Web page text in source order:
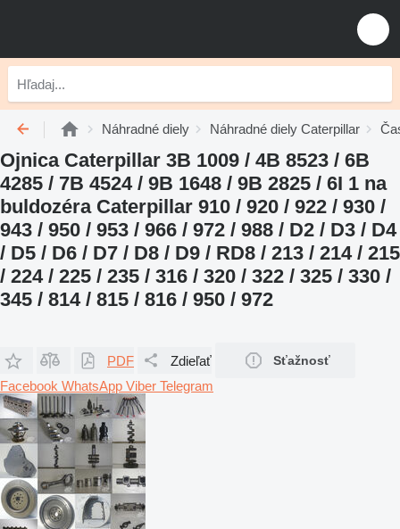
Náhradné diely Náhradné diely Caterpillar
Ojnica Caterpillar 3B 1009 / 4B 8523 / 6B
4285 / 7B 4524 / 9B 1648 / 9B 2825 / 6I 1 na
buldozéra Caterpillar 910 / 920 / 922 / 930 /
943 / 950 / 953 / 966 / 972 / 988 / D2 / D3 / D4
/ D5 / D6 / D7 / D8 / D9 / RD8 / 213 / 214 / 215
/ 224 / 225 / 235 / 316 / 320 / 322 / 325 / 330 /
345 / 814 / 815 / 816 / 950 / 972
PDF Zdieľať Sťažnosť
Facebook WhatsApp Viber Telegram